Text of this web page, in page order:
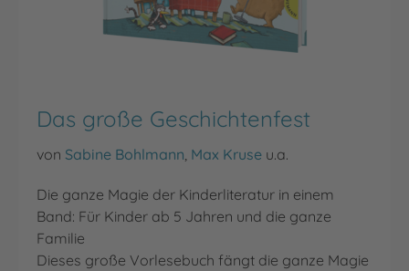
Das große Geschichtenfest
von Sabine Bohlmann Max Kruse u.a.
Die ganze Magie der Kinderliteratur in einem
Band: Für Kinder ab 5 Jahren und die ganze
Familie
Dieses große Vorlesebuch fängt die ganze Magie